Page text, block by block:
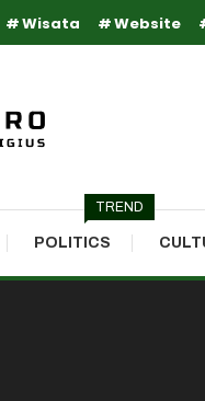
Wisata Website
POLITICS
TREND